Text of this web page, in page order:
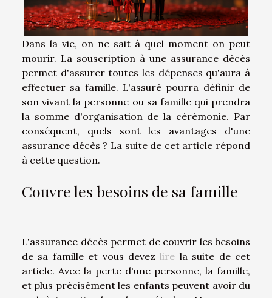
Dans la vie, on ne sait à quel moment on peut
mourir. La souscription à une assurance décès
permet d'assurer toutes les dépenses qu'aura à
effectuer sa famille. L'assuré pourra définir de
son vivant la personne ou sa famille qui prendra
la somme d'organisation de la cérémonie. Par
conséquent, quels sont les avantages d'une
assurance décès ? La suite de cet article répond
à cette question.
Couvre les besoins de sa famille
L'assurance décès permet de couvrir les besoins
de sa famille et vous devezlire la suite de cet
article. Avec la perte d'une personne, la famille,
et plus précisément les enfants peuvent avoir du